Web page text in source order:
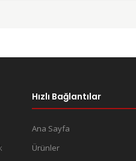
Hızlı Bağlantılar
Ana Sayfa
Ürünler